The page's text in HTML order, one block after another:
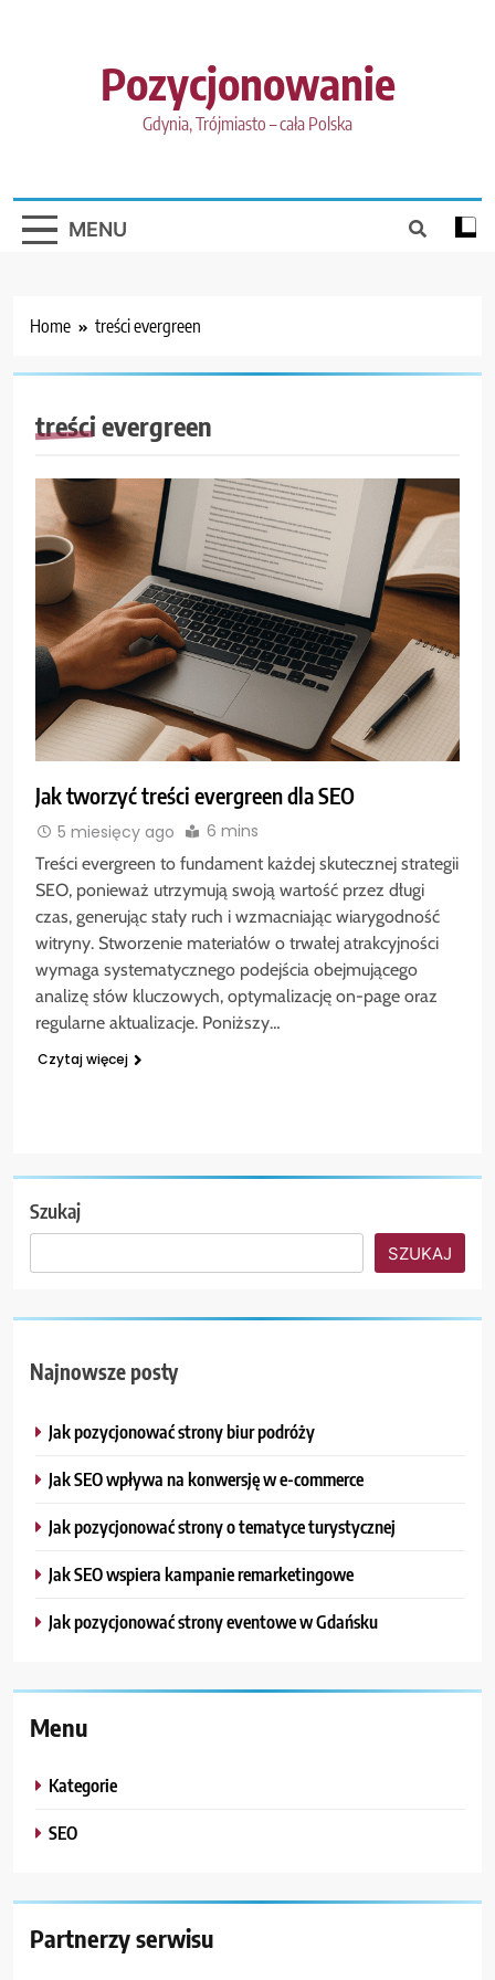
Pozycjonowanie
Gdynia, Trójmiasto – cała Polska
MENU
Home treści evergreen
treści evergreen
Jak tworzyć treści evergreen dla SEO
5 miesięcy ago 6 mins
Treści evergreen to fundament każdej skutecznej strategii
SEO, ponieważ utrzymują swoją wartość przez długi
czas, generując stały ruch i wzmacniając wiarygodność
witryny. Stworzenie materiałów o trwałej atrakcyjności
wymaga systematycznego podejścia obejmującego
analizę słów kluczowych, optymalizację on-page oraz
regularne aktualizacje. Poniższy…
Czytaj więcej
Szukaj
SZUKAJ
Najnowsze posty
Jak pozycjonować strony biur podróży
Jak SEO wpływa na konwersję w e-commerce
Jak pozycjonować strony o tematyce turystycznej
Jak SEO wspiera kampanie remarketingowe
Jak pozycjonować strony eventowe w Gdańsku
Menu
Kategorie
SEO
Partnerzy serwisu